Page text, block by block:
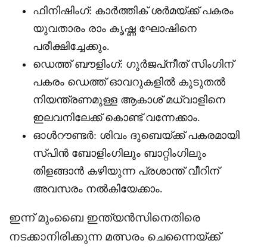
ഫിനിഷിംഗ്: കാർത്തിക് ശർമയ്ക്ക് പകരം
യുവതാരം രാം കൃഷ്ണ ഘോഷിനെ
പരീക്ഷിച്ചേക്കും.
ഡെത്ത് ബൗളിംഗ്: ഗുർജപ്‌നീത് സിംഗിന്
പകരം ഡെത്ത് ഓവറുകളിൽ കൂടുതൽ
നിയന്ത്രണമുള്ള ആകാശ് മധ്വാളിനെ
ഇലവനിലേക്ക് കൊണ്ട് വന്നേക്കാം.
ഓൾറൗണ്ടർ: ശിവം ദുബെയ്ക്ക് പകരമായി
സ്പിൻ ബോളിംഗിലും ബാറ്റിംഗിലും
തിളങ്ങാൻ കഴിയുന്ന പ്രശാന്ത് വീറിന്
അവസരം നൽകിയേക്കാം.
ഇന്ന് മുംബൈ ഇന്ത്യൻസിനെതിരെ
നടക്കാനിരിക്കുന്ന മത്സരം ചെന്നൈയ്ക്ക്